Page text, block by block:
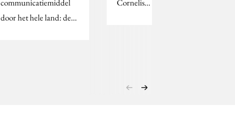
communicatiemiddel
door het hele land: de…
Cornelis…